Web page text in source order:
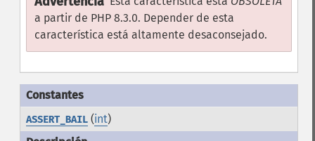
a partir de PHP 8.3.0. Depender de esta
característica está altamente desaconsejado.
ASSERT_BAIL(int)